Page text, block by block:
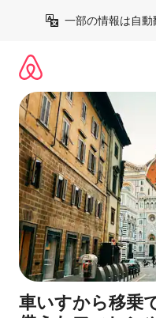
一部の情報は自動
車いすから移乗